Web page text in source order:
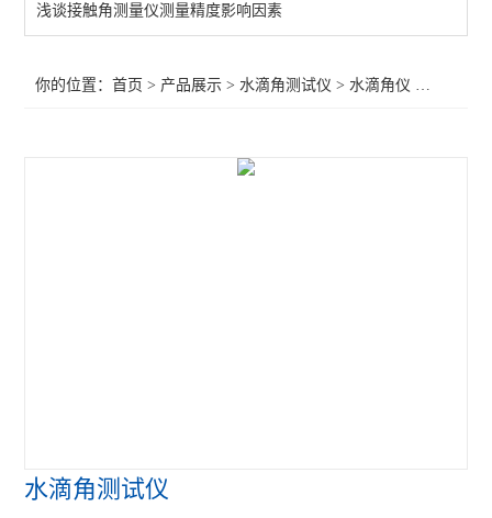
浅谈接触角测量仪测量精度影响因素
你的位置：首页 > 产品展示 >水滴角测试仪 >水滴角仪
水滴角测试仪